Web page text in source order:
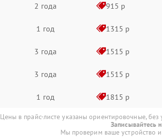
2 года 915 р
1 год 1315 р
3 года 1515 р
3 года 1515 р
1 год 1815 р
Цены в прайс-листе указаны ориентировочные, без
Записывайтесь
Мы проверим ваше устройство